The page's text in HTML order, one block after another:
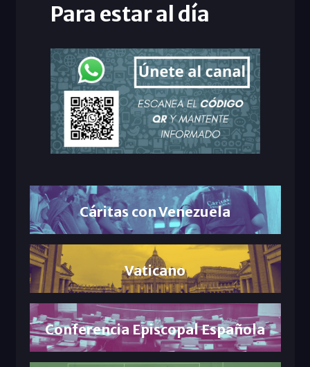
Para estar al día
Cáritas con Venezuela
Vaticano
Conferencia Episcopal Española